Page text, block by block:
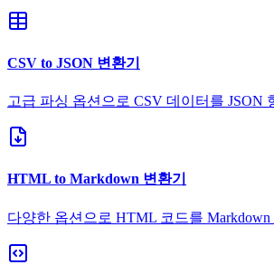
CSV to JSON 변환기
고급 파싱 옵션으로 CSV 데이터를 JSON
HTML to Markdown 변환기
다양한 옵션으로 HTML 코드를